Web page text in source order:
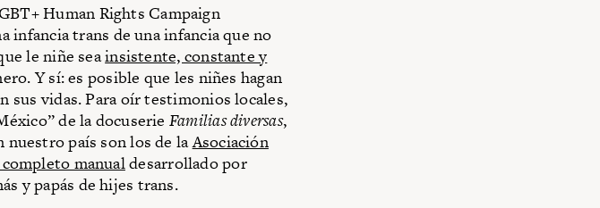
Human Rights Campaign
infancia trans de una infancia que no
le niñe seainsistente, constante y
Y sí: es posible que les niñes hagan
sus vidas. Para oír testimonios locales,
de la docuserie Familias diversas,
nuestro país son los de laAsociación
manualdesarrollado por
y papás de hijes trans.